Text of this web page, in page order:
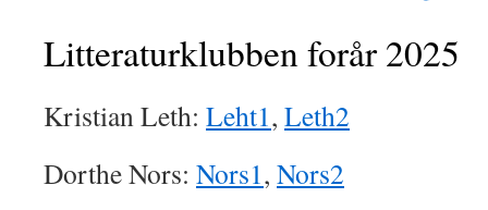
Litteraturklubben forår 2025
Kristian Leth: Leht1, Leth2
Dorthe Nors: Nors1, Nors2